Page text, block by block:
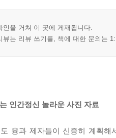
현실 … 519
형론 … 547
인을 거쳐 이 곳에 게재됩니다.
뷰는 리뷰 쓰기를, 책에 대한 문의는
인간정신 놀라운 사진 자료
융과 제자들이 신중히 계획